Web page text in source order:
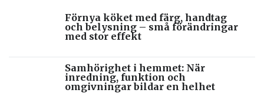
Förnya köket med färg, handtag
och belysning – små förändringar
med stor effekt
Samhörighet i hemmet: När
inredning, funktion och
omgivningar bildar en helhet